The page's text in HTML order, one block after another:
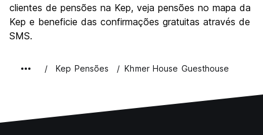
Festas / vida noturna
5.5
Custo-beneficio
8.0
clientes de pensões na Kep, veja pensões no mapa da
Kep e beneficie das confirmações gratuitas através de
SMS.
Kep Pensões Khmer House Guesthouse